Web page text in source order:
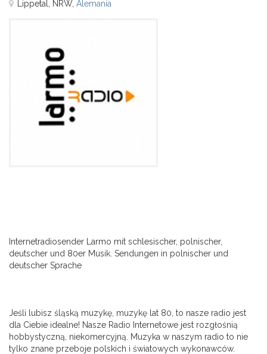
Lippetal, NRW, Alemania
Internetradiosender Larmo mit schlesischer, polnischer,
deutscher und 80er Musik. Sendungen in polnischer und
deutscher Sprache
Jeśli lubisz śląską muzykę, muzykę lat 80, to nasze radio jest
dla Ciebie idealne! Nasze Radio Internetowe jest rozgłośnią
hobbystyczną, niekomercyjną. Muzyka w naszym radio to nie
tylko znane przeboje polskich i światowych wykonawców.